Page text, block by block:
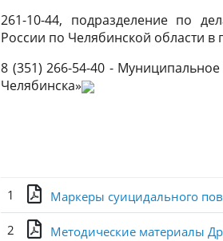
261-10-44, подразделение по
России по Челябинской области в
8 (351) 266-54-40 -
Челябинска»
1 Маркеры суицидального
2 Методические материалы